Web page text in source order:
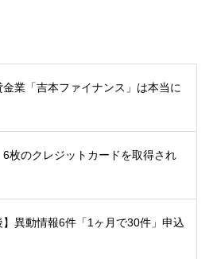
金業「吉本ファイナンス」は本当に
6枚のクレジットカードを取得され
】異動情報6件「1ヶ月で30件」申込